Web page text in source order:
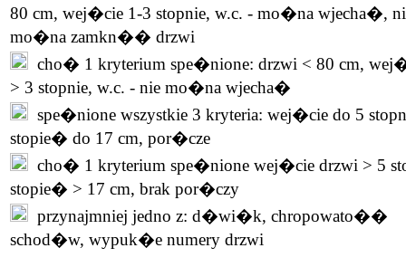
80 cm, wej�cie 1-3 stopnie, w.c. - mo�na wjecha�,
mo�na zamkn�� drzwi
cho� 1 kryterium spe�nione: drzwi < 80 cm,
> 3 stopnie, w.c. - nie mo�na wjecha�
spe�nione wszystkie 3 kryteria: wej�cie do 5
stopie� do 17 cm, por�cze
cho� 1 kryterium spe�nione wej�cie drzwi > 5
stopie� > 17 cm, brak por�czy
przynajmniej jedno z: d�wi�k, chropowato��
schod�w, wypuk�e numery drzwi